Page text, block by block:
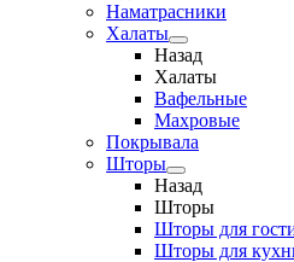
Наматрасники
Халаты
Назад
Халаты
Вафельные
Махровые
Покрывала
Шторы
Назад
Шторы
Шторы для
Шторы для